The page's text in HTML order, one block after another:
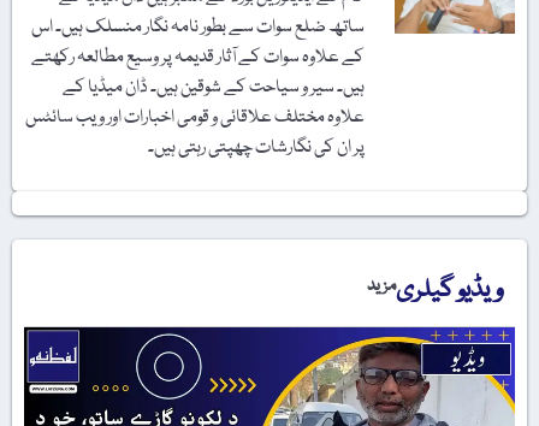
ساتھ ضلع سوات سے بطور نامہ نگار منسلک ہیں۔ اس
کے علاوہ سوات کے آثار قدیمہ پر وسیع مطالعہ رکھتے
ہیں۔ سیر و سیاحت کے شوقین ہیں۔ ڈان میڈیا کے
علاوہ مختلف علاقائی و قومی اخبارات اور ویب سائٹس
پر ان کی نگارشات چھپتی رہتی ہیں۔
ویڈیو گیلریمزید